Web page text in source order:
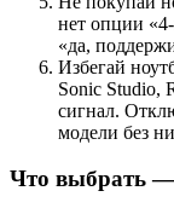
нет опции
«да,
Избегай
Sonic Studio,
сигнал.
модели без
Что выбрать —